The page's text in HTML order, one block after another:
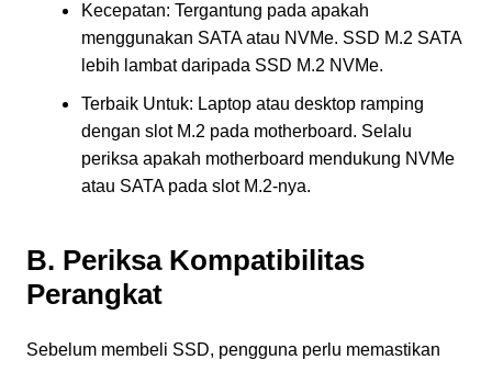
Kecepatan: Tergantung pada apakah
menggunakan SATA atau NVMe. SSD M.2 SATA
lebih lambat daripada SSD M.2 NVMe.
Terbaik Untuk: Laptop atau desktop ramping
dengan slot M.2 pada motherboard. Selalu
periksa apakah motherboard mendukung NVMe
atau SATA pada slot M.2-nya.
B. Periksa Kompatibilitas
Perangkat
Sebelum membeli SSD, pengguna perlu memastikan